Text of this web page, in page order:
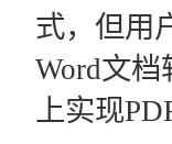
式，但用
Word文
上实现